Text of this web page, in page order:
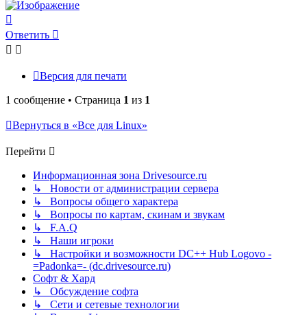
к
началу
Ответить
Версия для печати
1 сообщение • Страница 1 из 1
Вернуться в «Все для Linux»
Перейти
Информационная зона Drivesource.ru
↳ Новости от администрации сервера
↳ Вопросы общего характера
↳ Вопросы по картам, скинам и звукам
↳ F.A.Q
↳ Наши игроки
↳ Настройки и возможности DC++ Hub Logovo -
=Padonka=- (dc.drivesource.ru)
Софт & Хард
↳ Обсуждение софта
↳ Сети и сетевые технологии